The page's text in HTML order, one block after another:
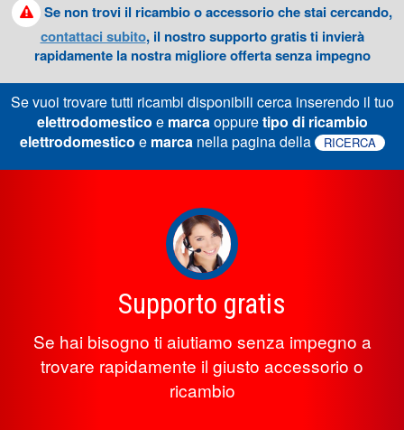
Se non trovi il ricambio o accessorio che stai cercando,
contattaci subito, il nostro supporto gratis ti invierà
rapidamente la nostra migliore offerta senza impegno
Se vuoi trovare tutti ricambi disponibili cerca inserendo il tuo
elettrodomestico e marcaoppuretipo di ricambio
elettrodomestico e marcanella pagina della RICERCA
Supporto gratis
Se hai bisogno ti aiutiamo senza impegno a
trovare rapidamente il giusto accessorio o
ricambio